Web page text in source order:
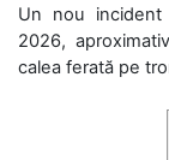
Un nou
2026,
calea ferată pe